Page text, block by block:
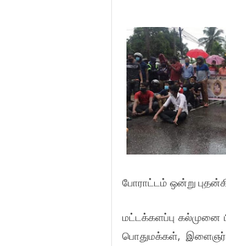
போராட்டம் ஒன்று
மட்டக்களப்பு கல்முனை
பொதுமக்கள்,